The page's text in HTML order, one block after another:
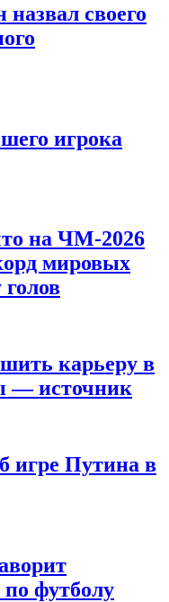
своего
игрока
на ЧМ-2026
мировых
карьеру в
— источник
игре Путина в
футболу